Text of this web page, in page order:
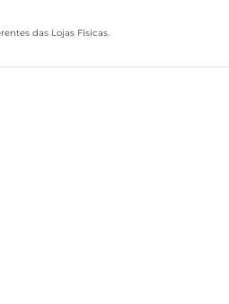
das Lojas Físicas.